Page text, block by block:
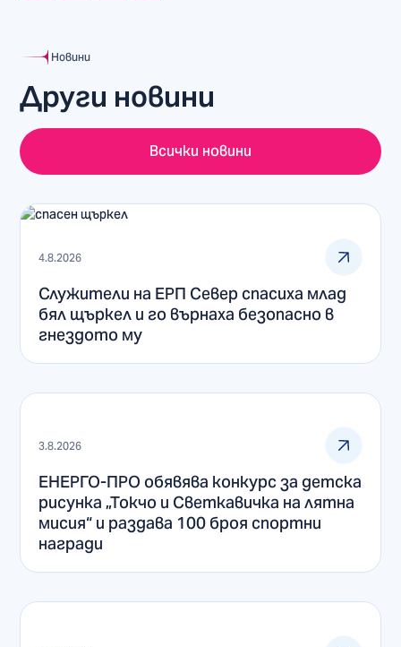
Новини
Други новини
Всички новини
4.8.2026
Служители на ЕРП Север спасиха млад
бял щъркел и го върнаха безопасно в
гнездото му
3.8.2026
ЕНЕРГО-ПРО обявява конкурс за детска
рисунка „Токчо и Светкавичка на лятна
мисия“ и раздава 100 броя спортни
награди